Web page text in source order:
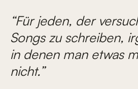
“Für jeden, der
Songs zu schreiben,
in denen man etwas
nicht.”